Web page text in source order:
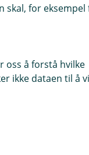
skal, for eksempel
oss å forstå hvilke
ikke dataen til å